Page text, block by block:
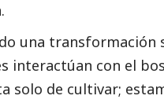
una
interactúan con el
solo de cultivar;